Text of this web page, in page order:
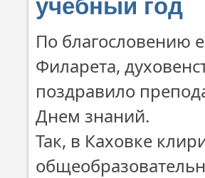
учебный год
По благословению
Филарета,
поздравило
Днем знаний.
Так, в Каховке